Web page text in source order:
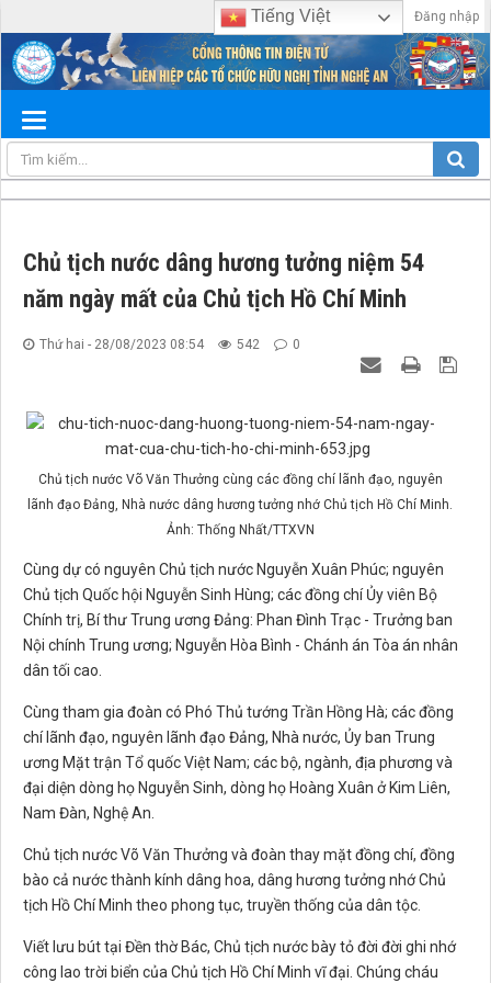
Đăng nhập
Tiếng Việt
Chủ tịch nước dâng hương tưởng niệm 54
năm ngày mất của Chủ tịch Hồ Chí Minh
Thứ hai - 28/08/2023 08:54 542 0
Chủ tịch nước Võ Văn Thưởng cùng các đồng chí lãnh đạo, nguyên
lãnh đạo Đảng, Nhà nước dâng hương tưởng nhớ Chủ tịch Hồ Chí Minh.
Ảnh: Thống Nhất/TTXVN
Cùng dự có nguyên Chủ tịch nước Nguyễn Xuân Phúc; nguyên
Chủ tịch Quốc hội Nguyễn Sinh Hùng; các đồng chí Ủy viên Bộ
Chính trị, Bí thư Trung ương Đảng: Phan Đình Trạc - Trưởng ban
Nội chính Trung ương; Nguyễn Hòa Bình - Chánh án Tòa án nhân
dân tối cao.
Cùng tham gia đoàn có Phó Thủ tướng Trần Hồng Hà; các đồng
chí lãnh đạo, nguyên lãnh đạo Đảng, Nhà nước, Ủy ban Trung
ương Mặt trận Tổ quốc Việt Nam; các bộ, ngành, địa phương và
đại diện dòng họ Nguyễn Sinh, dòng họ Hoàng Xuân ở Kim Liên,
Nam Đàn, Nghệ An.
Chủ tịch nước Võ Văn Thưởng và đoàn thay mặt đồng chí, đồng
bào cả nước thành kính dâng hoa, dâng hương tưởng nhớ Chủ
tịch Hồ Chí Minh theo phong tục, truyền thống của dân tộc.
Viết lưu bút tại Đền thờ Bác, Chủ tịch nước bày tỏ đời đời ghi nhớ
công lao trời biển của Chủ tịch Hồ Chí Minh vĩ đại. Chúng cháu